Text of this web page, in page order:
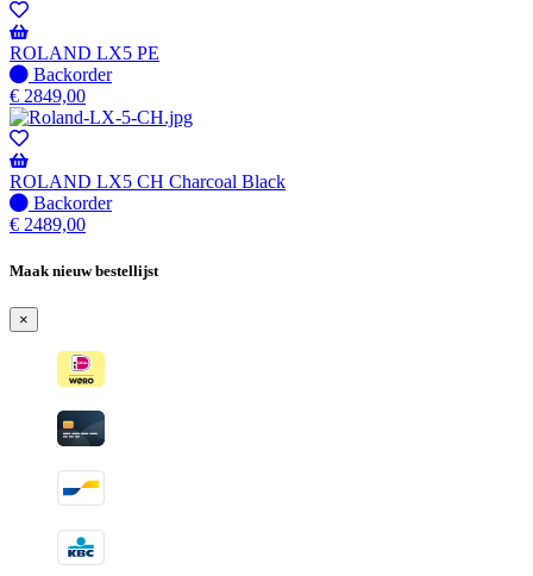
-
Wordt
verzonden
wanneer
beschikbaar
ROLAND LX5 PE
Niet
op
voorraad
-
Wordt
verzonden
wanneer
beschikbaar
Backorder
€ 2849,00
ROLAND LX5 CH Charcoal Black
Niet
op
-
verzonden
wanneer
beschikbaar
Backorder
€ 2489,00
Maak nieuw bestellijst
×